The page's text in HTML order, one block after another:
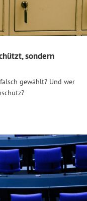
sondern
gewählt? Und wer